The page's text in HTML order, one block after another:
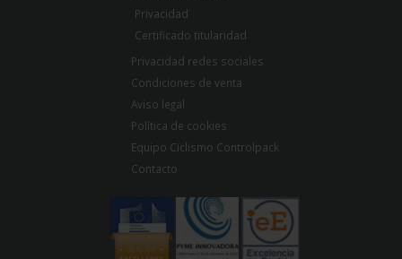
Privacidad
Certificado titularidad
Privacidad redes sociales
Condiciones de venta
Aviso legal
Política de cookies
Equipo Ciclismo Controlpack
Contacto